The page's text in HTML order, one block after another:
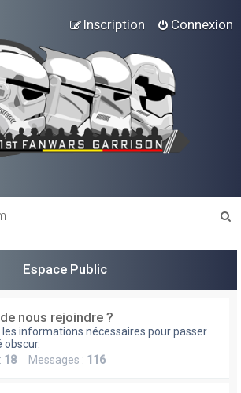
Connexion
Inscription
Espace Public
nous rejoindre ?
les informations nécessaires pour passer
obscur.
18 Messages : 116